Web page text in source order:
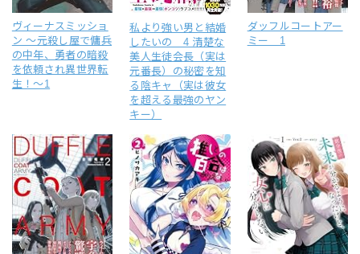
ヴィーナスミッショ
ン ～元殺し屋で傭兵
の中年、勇者の暗殺
を依頼され異世界転
生！～1
私より強い男と結婚
したいの 4 清楚な
美人生徒会長（実は
元番長）の秘密を知
る陰キャ（実は彼女
を超える最強のヤン
キー）
ダッフルコートアー
ミー 1